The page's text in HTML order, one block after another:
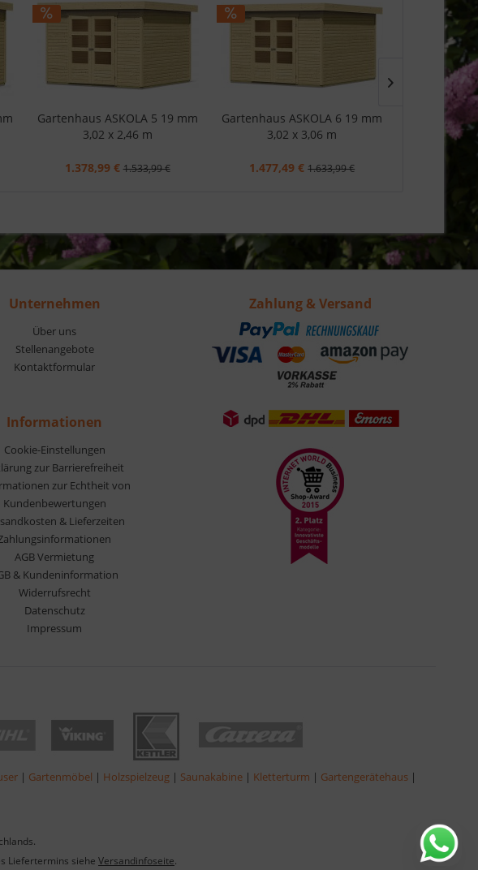
Gartenhaus ASKOLA 5 19 mm
3,02 x 2,46 m
1.378,99 € 1.533,99 €
Gartenhaus ASKOLA 6 19 mm
3,02 x 3,06 m
1.477,49 € 1.633,99 €
2,37 x
Unternehmen
Über uns
Stellenangebote
Kontaktformular
Informationen
Cookie-Einstellungen
zur Barrierefreiheit
zur Echtheit von
Kundenbewertungen
& Lieferzeiten
AGB Vermietung
& Kundeninformation
Widerrufsrecht
Datenschutz
Impressum
Zahlung & Versand
| Gartenmöbel | Holzspielzeug | Saunakabine | Kletterturm | Gartengerätehaus |
Liefertermins siehe Versandinfoseite.